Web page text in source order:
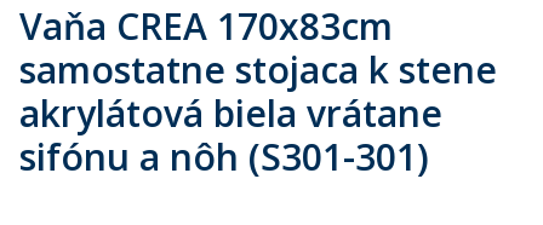
Vaňa CREA 170x83cm
samostatne stojaca k stene
akrylátová biela vrátane
sifónu a nôh (S301-301)